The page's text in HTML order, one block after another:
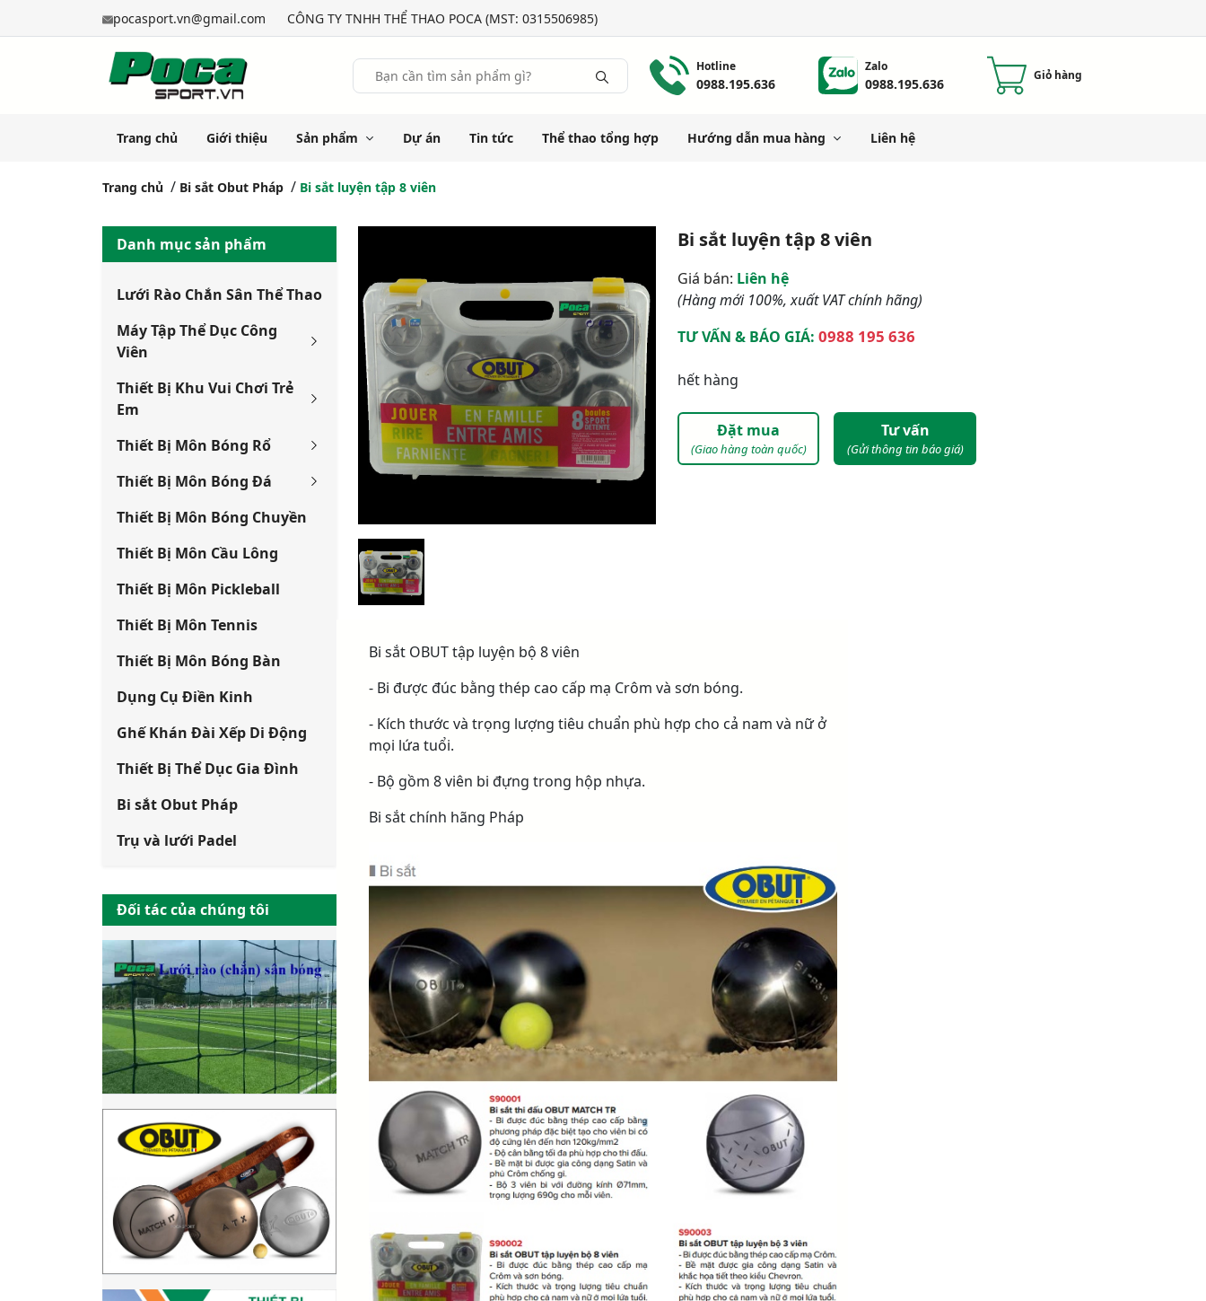
pocasport.vn@gmail.com CÔNG TY TNHH THỂ THAO POCA (MST: 0315506985)
Hotline
0988.195.636
Zalo
0988.195.636 Giỏ hàng
Trang chủ Giới thiệu Sản phẩm Dự án Tin tức Thể thao tổng hợp Hướng dẫn mua hàng Liên hệ
Trang chủ Bi sắt Obut Pháp Bi sắt luyện tập 8 viên
Danh mục sản phẩm
Lưới Rào Chắn Sân Thể Thao
Máy Tập Thể Dục Công
Viên
Thiết Bị Khu Vui Chơi Trẻ
Em
Thiết Bị Môn Bóng Rổ
Thiết Bị Môn Bóng Đá
Thiết Bị Môn Bóng Chuyền
Thiết Bị Môn Cầu Lông
Thiết Bị Môn Pickleball
Thiết Bị Môn Tennis
Thiết Bị Môn Bóng Bàn
Dụng Cụ Điền Kinh
Ghế Khán Đài Xếp Di Động
Thiết Bị Thể Dục Gia Đình
Bi sắt Obut Pháp
Trụ và lưới Padel
Đối tác của chúng tôi
Bi sắt luyện tập 8 viên
Giá bán: Liên hệ
(Hàng mới 100%, xuất VAT chính hãng)
TƯ VẤN & BÁO GIÁ:0988 195 636
hết hàng
Đặt mua
(Giao hàng toàn quốc)
Tư vấn
(Gửi thông tin báo giá)
Bi sắt OBUT tập luyện bộ 8 viên
- Bi được đúc bằng thép cao cấp mạ Crôm và sơn bóng.
- Kích thước và trọng lượng tiêu chuẩn phù hợp cho cả nam và nữ ở
mọi lứa tuổi.
- Bộ gồm 8 viên bi đựng trong hộp nhựa.
Bi sắt chính hãng Pháp